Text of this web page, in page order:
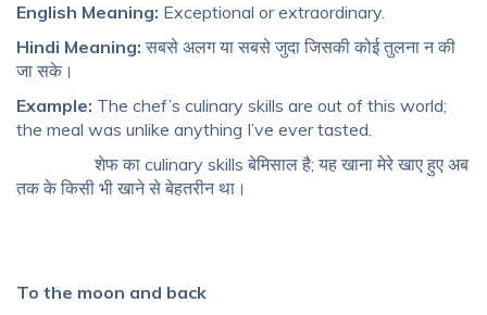
English Meaning: Exceptional or extraordinary.
Hindi Meaning: सबसे अलग या सबसे जुदा जिसकी कोई तुलना न की
जा सके।
Example: The chef’s culinary skills are out of this world;
the meal was unlike anything I’ve ever tasted.
शेफ का culinary skills बेमिसाल है; यह खाना मेरे खाए हुए अब
तक के किसी भी खाने से बेहतरीन था।
To the moon and back